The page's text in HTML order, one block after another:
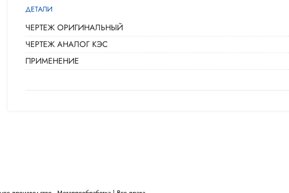
ДЕТАЛИ
ЧЕРТЕЖ ОРИГИНАЛЬНЫЙ
ЧЕРТЕЖ АНАЛОГ КЭС
ПРИМЕНЕНИЕ